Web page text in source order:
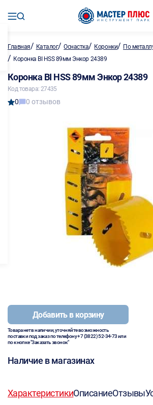
Главная/ Каталог/Оснастка/ Коронки/ По
/ Коронка BI HSS 89мм Энкор 24389
Коронка BI HSS 89мм Энкор 24389
Код товара: 27435
0 0 отзывов
Добавить в корзину
Товара нет в наличии, уточняйте возможность
поставки под заказ по телефону+7 (3822) 52-34-73или
по кнопке "Заказать звонок"
Наличие в магазинах
ХарактеристикиОписаниеОтзывы